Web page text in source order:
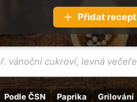
Podle ČSN Paprika Grilování
Přidat recept